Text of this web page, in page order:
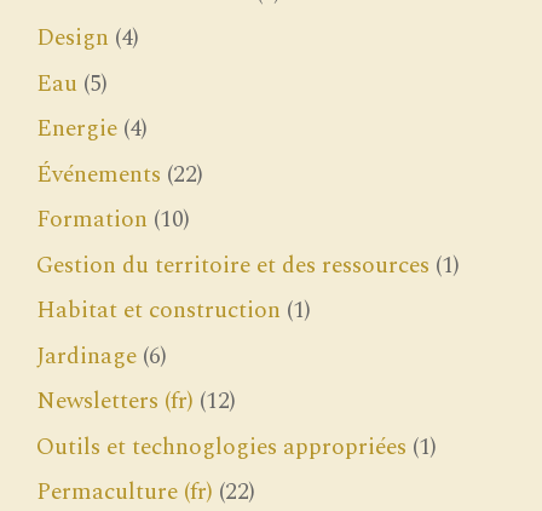
Design (4)
Eau (5)
Energie (4)
Événements (22)
Formation (10)
Gestion du territoire et des ressources (1)
Habitat et construction (1)
Jardinage (6)
Newsletters (fr) (12)
Outils et technoglogies appropriées (1)
Permaculture (fr) (22)